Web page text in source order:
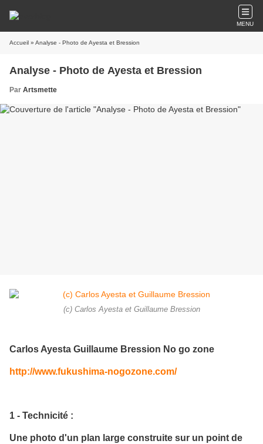
MENU
Accueil » Analyse - Photo de Ayesta et Bression
Analyse - Photo de Ayesta et Bression
Par Artsmette
(c) Carlos Ayesta et Guillaume Bression
Carlos Ayesta Guillaume Bression No go zone
http://www.fukushima-nogozone.com/
1 - Technicité :
Une photo d'un plan large construite sur un point de